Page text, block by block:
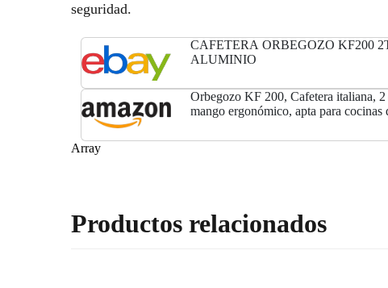
seguridad.
CAFETERA ORBEGOZO KF200
ALUMINIO
Orbegozo KF 200, Cafetera italiana, 2
mango ergonómico, apta para cocinas
seguridad
Array
Productos relacionados